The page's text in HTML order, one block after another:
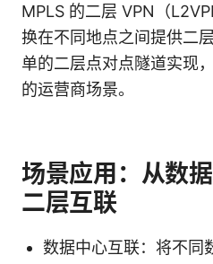
MPLS 的二层 VPN（
换在不同地点之间提供二
单的二层点对点隧道实现
的运营商场景。
场景应用：从数
二层互联
数据中心互联：将不同